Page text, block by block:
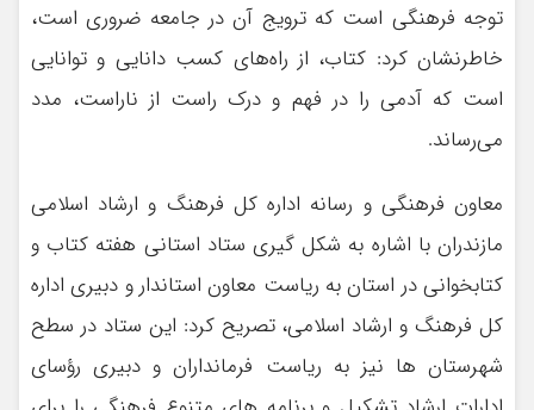
توجه فرهنگی است که ترویج آن در جامعه ضروری است،
خاطرنشان کرد: کتاب، از راه‌های کسب دانایی و توانایی
است که آدمی را در فهم و درک راست از ناراست، مدد
می‌رساند.
معاون فرهنگی و رسانه اداره کل فرهنگ و ارشاد اسلامی
مازندران با اشاره به شکل گیری ستاد استانی هفته کتاب و
کتابخوانی در استان به ریاست معاون استاندار و دبیری اداره
کل فرهنگ و ارشاد اسلامی، تصریح کرد: این ستاد در سطح
شهرستان ها نیز به ریاست فرمانداران و دبیری رؤسای